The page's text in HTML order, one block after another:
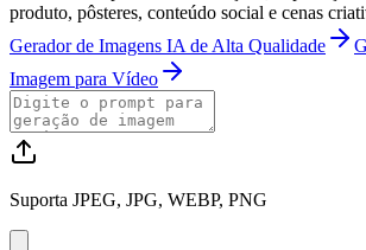
produto, pôsteres, conteúdo social e cenas
Gerador de Imagens IA de Alta Qualidade
Imagem para Vídeo
Suporta JPEG, JPG, WEBP, PNG